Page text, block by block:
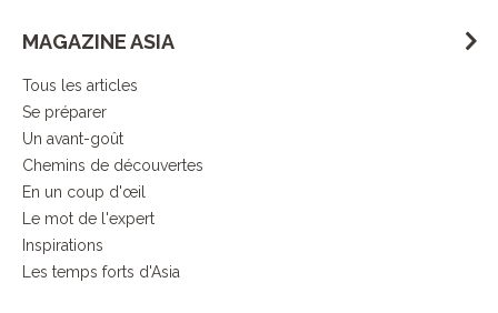
MAGAZINE ASIA
Tous les articles
Se préparer
Un avant-goût
Chemins de découvertes
En un coup d'œil
Le mot de l'expert
Inspirations
Les temps forts d'Asia